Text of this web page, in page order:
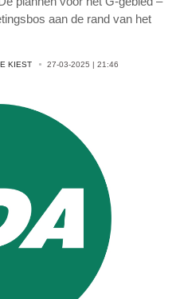
aan de rand van het
KIEST 27-03-2025 | 21:46